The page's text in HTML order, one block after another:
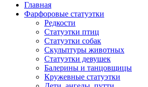
Главная
Фарфоровые статуэтки
Редкости
Cтатуэтки птиц
Cтатуэтки собак
Скульптуры животных
Статуэтки девушек
Балерины и танцовщицы
Кружевные статуэтки